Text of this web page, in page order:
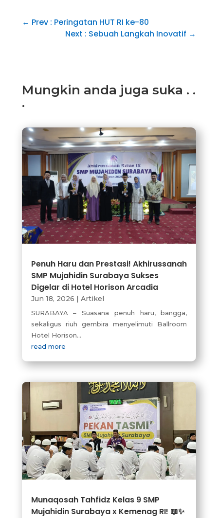
← Prev : Peringatan HUT RI ke-80
Next : Sebuah Langkah Inovatif →
Mungkin anda juga suka . .
.
Penuh Haru dan Prestasi! Akhirussanah
SMP Mujahidin Surabaya Sukses
Digelar di Hotel Horison Arcadia
Jun 18, 2026 Artikel
SURABAYA – Suasana penuh haru, bangga,
sekaligus riuh gembira menyelimuti Ballroom
Hotel Horison...
read more
Munaqosah Tahfidz Kelas 9 SMP
Mujahidin Surabaya x Kemenag RI! 📖✨